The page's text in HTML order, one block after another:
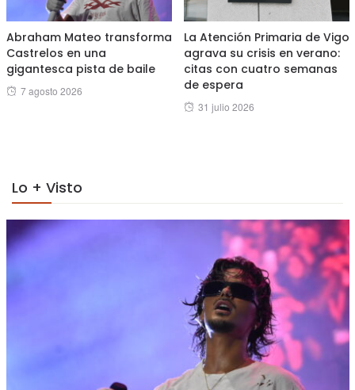
Abraham Mateo transforma
Castrelos en una
gigantesca pista de baile
Posted
7 agosto 2026
La Atención Primaria de Vigo
agrava su crisis en verano:
citas con cuatro semanas
de espera
Posted
31 julio 2026
Lo + Visto